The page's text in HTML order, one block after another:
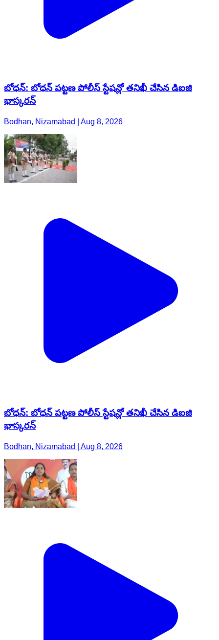
బోధన్: బోధన్ పట్టణ పోలీస్ స్టేషన్లో తనిఖీ చేసిన డిఐజి
భాస్కరన్
Bodhan, Nizamabad | Aug 8, 2026
బోధన్: బోధన్ పట్టణ పోలీస్ స్టేషన్లో తనిఖీ చేసిన డిఐజి
భాస్కరన్
Bodhan, Nizamabad | Aug 8, 2026